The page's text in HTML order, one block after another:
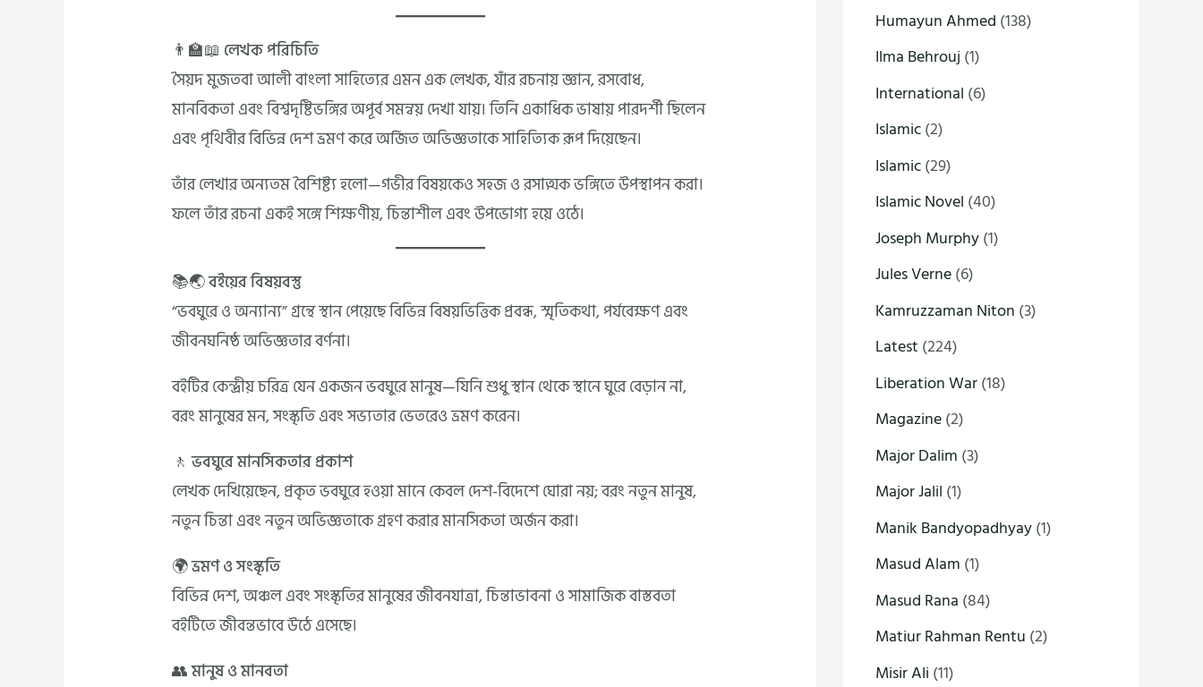
👨‍🏫📖 লেখক পরিচিতি
সৈয়দ মুজতবা আলী বাংলা সাহিত্যের এমন এক লেখক, যাঁর রচনায় জ্ঞান, রসবোধ,
মানবিকতা এবং বিশ্বদৃষ্টিভঙ্গির অপূর্ব সমন্বয় দেখা যায়। তিনি একাধিক ভাষায় পারদর্শী ছিলেন
এবং পৃথিবীর বিভিন্ন দেশ ভ্রমণ করে অর্জিত অভিজ্ঞতাকে সাহিত্যিক রূপ দিয়েছেন।
তাঁর লেখার অন্যতম বৈশিষ্ট্য হলো—গভীর বিষয়কেও সহজ ও রসাত্মক ভঙ্গিতে উপস্থাপন করা।
ফলে তাঁর রচনা একই সঙ্গে শিক্ষণীয়, চিন্তাশীল এবং উপভোগ্য হয়ে ওঠে।
📚🌏 বইয়ের বিষয়বস্তু
“ভবঘুরে ও অন্যান্য” গ্রন্থে স্থান পেয়েছে বিভিন্ন বিষয়ভিত্তিক প্রবন্ধ, স্মৃতিকথা, পর্যবেক্ষণ এবং
জীবনঘনিষ্ঠ অভিজ্ঞতার বর্ণনা।
বইটির কেন্দ্রীয় চরিত্র যেন একজন ভবঘুরে মানুষ—যিনি শুধু স্থান থেকে স্থানে ঘুরে বেড়ান না,
বরং মানুষের মন, সংস্কৃতি এবং সভ্যতার ভেতরেও ভ্রমণ করেন।
🚶 ভবঘুরে মানসিকতার প্রকাশ
লেখক দেখিয়েছেন, প্রকৃত ভবঘুরে হওয়া মানে কেবল দেশ-বিদেশে ঘোরা নয়; বরং নতুন মানুষ,
নতুন চিন্তা এবং নতুন অভিজ্ঞতাকে গ্রহণ করার মানসিকতা অর্জন করা।
🌍 ভ্রমণ ও সংস্কৃতি
বিভিন্ন দেশ, অঞ্চল এবং সংস্কৃতির মানুষের জীবনযাত্রা, চিন্তাভাবনা ও সামাজিক বাস্তবতা
বইটিতে জীবন্তভাবে উঠে এসেছে।
👥 মানুষ ও মানবতা
Humayun Ahmed (138)
Ilma Behrouj (1)
International (6)
Islamic(2)
Islamic(29)
Islamic Novel (40)
Joseph Murphy(1)
Jules Verne(6)
Kamruzzaman Niton (3)
Latest (224)
Liberation War(18)
Magazine(2)
Major Dalim (3)
Major Jalil (1)
Manik Bandyopadhyay(1)
Masud Alam (1)
Masud Rana (84)
Matiur Rahman Rentu (2)
Misir Ali (11)